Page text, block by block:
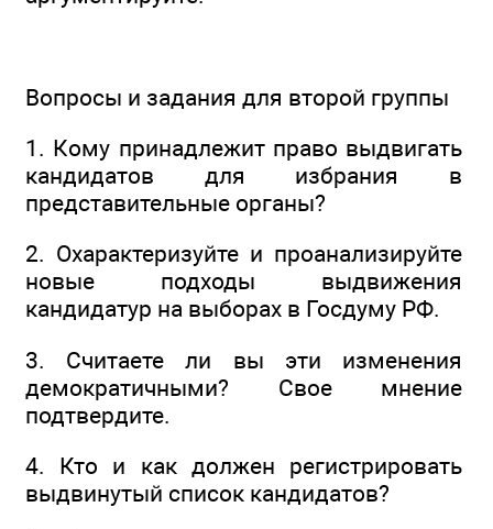
Вопросы и задания для второй группы
1. Кому принадлежит право выдвигать
кандидатов для избрания в
представительные органы?
2. Охарактеризуйте и проанализируйте
новые подходы выдвижения
кандидатур на выборах в Госдуму РФ.
3. Считаете ли вы эти изменения
демократичными? Свое мнение
подтвердите.
4. Кто и как должен регистрировать
выдвинутый список кандидатов?